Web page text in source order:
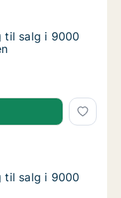
salg i 9000
Aalborg,
til salg i 9000
til salg i 9000
til salg i 9000
til salg i 9000
Aalborg,
til salg i 9000
til salg i 9000